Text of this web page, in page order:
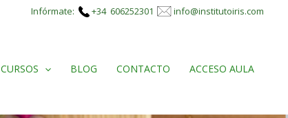
Infórmate: +34 606252301 info@institutoiris.com
CURSOS BLOG CONTACTO ACCESO AULA